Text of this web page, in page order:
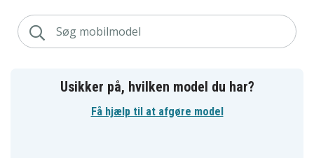
Usikker på, hvilken model du har?
Få hjælp til at afgøre model